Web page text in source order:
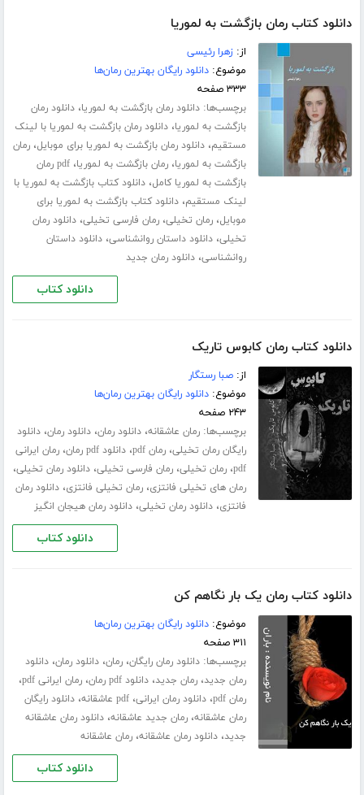
دانلود کتاب رمان بازگشت به لموریا
از:زهرا رئیسی
موضوع:دانلود رایگان بهترین رمان‌ها
۳۳۳ صفحه
برچسب‌ها:دانلود رمان بازگشت به لموریا،دانلود رمان
بازگشت به لموریا،دانلود رمان بازگشت به لموریا با لینک
مستقیم،دانلود رمان بازگشت به لموریا برای موبایل،رمان
بازگشت به لموریا،رمان بازگشت به لموریا،
pdf رمان
بازگشت به لموریا کامل،دانلود کتاب بازگشت به لموریا با
لینک مستقیم،دانلود کتاب بازگشت به لموریا برای
موبایل،رمان تخیلی،رمان فارسی تخیلی،دانلود رمان
تخیلی،دانلود داستان روانشناسی،دانلود داستان
روانشناسی،دانلود رمان جدید
دانلود کتاب
دانلود کتاب رمان کابوس تاریک
از:صبا رستگار
موضوع:دانلود رایگان بهترین رمان‌ها
۲۴۳ صفحه
برچسب‌ها:رمان عاشقانه،دانلود رمان،دانلود رمان،دانلود
رایگان رمان تخیلی،رمان pdf ،دانلود pdf رمان ،رمان ایرانی
pdf،رمان تخیلی،رمان فارسی تخیلی،دانلود رمان تخیلی،
رمان های تخیلی فانتزی،رمان تخیلی فانتزی،دانلود رمان
فانتزی،دانلود رمان تخیلی،دانلود رمان هیجان انگیز
دانلود کتاب
دانلود کتاب رمان یک بار نگاهم کن
موضوع:دانلود رایگان بهترین رمان‌ها
۳۱۱ صفحه
برچسب‌ها:دانلود رمان رایگان،رمان،دانلود رمان،دانلود
رمان جدید،رمان جدید،دانلود pdf رمان ،رمان ایرانی pdf ،
رمان pdf ،دانلود رمان ایرانی،pdf عاشقانه ،دانلود رایگان
رمان عاشقانه،رمان جدید عاشقانه،دانلود رمان عاشقانه
جدید،دانلود رمان عاشقانه،رمان عاشقانه
دانلود کتاب